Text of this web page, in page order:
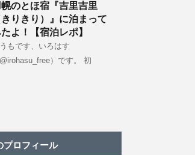
のとほ宿『吉里吉里
きりきり）』に泊まって
よ！【宿泊レポ】
もです、いろはす
@irohasu_free）です。 初
プロフィール